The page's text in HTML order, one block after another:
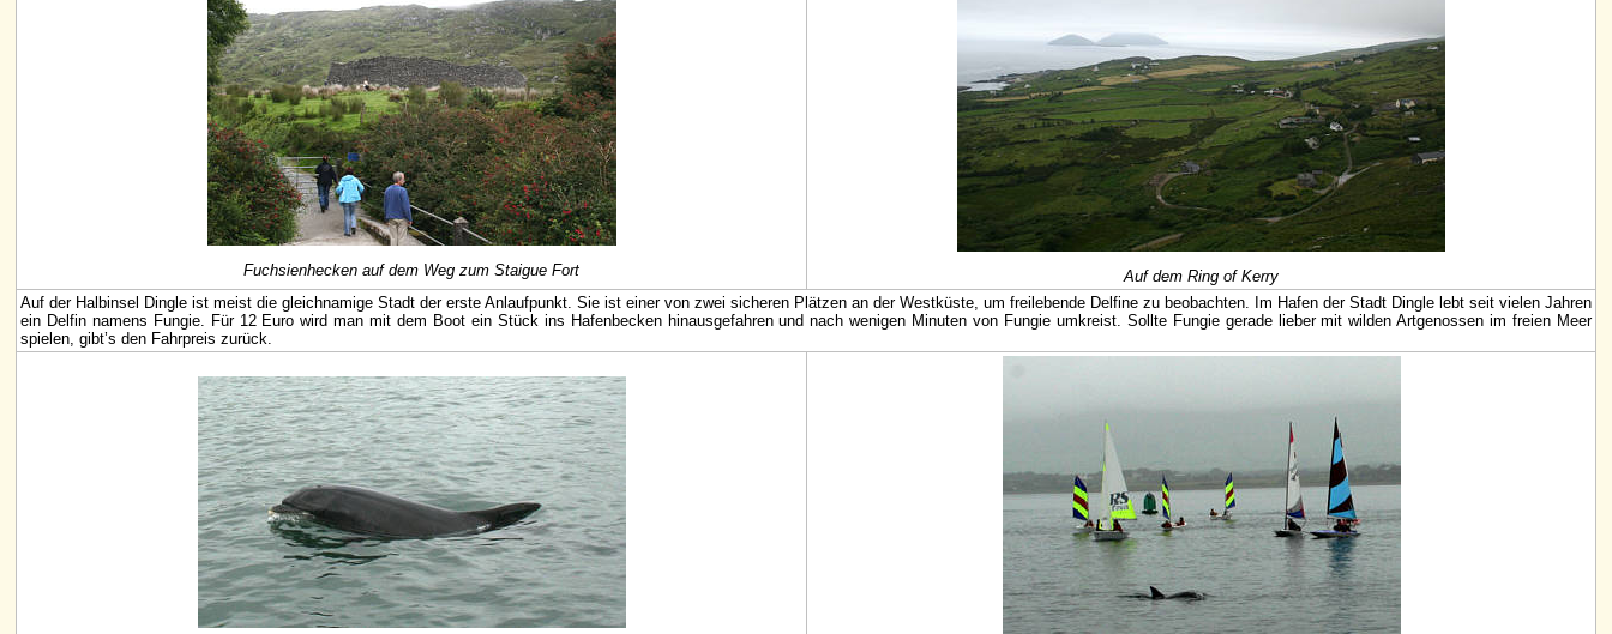
Fuchsienhecken auf dem Weg zum Staigue Fort
Auf dem Ring of Kerry
Auf der Halbinsel Dingle ist meist die gleichnamige Stadt der erste Anlaufpunkt. Sie ist einer von zwei sicheren Plätzen an der Westküste, um freilebende Delfine zu beobachten. Im Hafen der Stadt Dingle lebt seit vielen Jahren
ein Delfin namens Fungie. Für 12 Euro wird man mit dem Boot ein Stück ins Hafenbecken hinausgefahren und nach wenigen Minuten von Fungie umkreist. Sollte Fungie gerade lieber mit wilden Artgenossen im freien Meer
spielen, gibt’s den Fahrpreis zurück.